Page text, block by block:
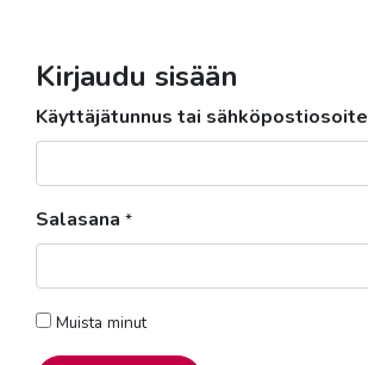
Kirjaudu sisään
Käyttäjätunnus tai sähköpostiosoite
Salasana *
Muista minut